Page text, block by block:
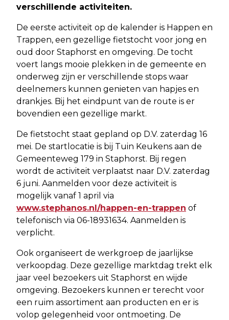
verschillende activiteiten.
De eerste activiteit op de kalender is Happen en
Trappen, een gezellige fietstocht voor jong en
oud door Staphorst en omgeving. De tocht
voert langs mooie plekken in de gemeente en
onderweg zijn er verschillende stops waar
deelnemers kunnen genieten van hapjes en
drankjes. Bij het eindpunt van de route is er
bovendien een gezellige markt.
De fietstocht staat gepland op D.V. zaterdag 16
mei. De startlocatie is bij Tuin Keukens aan de
Gemeenteweg 179 in Staphorst. Bij regen
wordt de activiteit verplaatst naar D.V. zaterdag
6 juni. Aanmelden voor deze activiteit is
mogelijk vanaf 1 april via
www.stephanos.nl/happen-en-trappen of
telefonisch via 06-18931634. Aanmelden is
verplicht.
Ook organiseert de werkgroep de jaarlijkse
verkoopdag. Deze gezellige marktdag trekt elk
jaar veel bezoekers uit Staphorst en wijde
omgeving. Bezoekers kunnen er terecht voor
een ruim assortiment aan producten en er is
volop gelegenheid voor ontmoeting. De